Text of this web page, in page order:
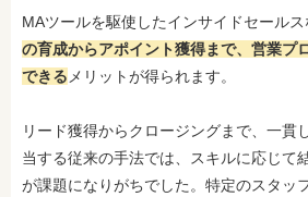
MAツールを駆使したインサイドセールス
の育成からアポイント獲得まで、営業プ
できる メリットが得られます。
リード獲得からクロージングまで、一貫
当する従来の手法では、スキルに応じて
が課題になりがちでした。特定のスタッ